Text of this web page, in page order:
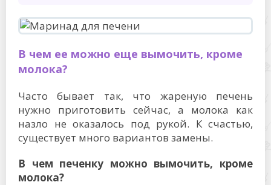
В чем ее можно еще вымочить, кроме
молока?
Часто бывает так, что жареную печень
нужно приготовить сейчас, а молока как
назло не оказалось под рукой. К счастью,
существует много вариантов замены.
В чем печенку можно вымочить, кроме
молока?